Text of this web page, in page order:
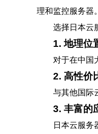
理和监控服务器。
选择日本云
1. 地理位
对于在中国
2. 高性价
与其他国际
3. 丰富的
日本云服务